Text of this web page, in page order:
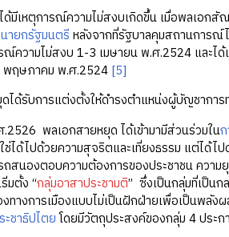
หตุการณ์ความไม่สงบเกิดขึ้น เมื่อพลเอกสัณ
นายกรัฐมนตรี หลังจากที่รัฐบาลคุมสถานการณ์
ความไม่สงบ 1-3 เมษายน พ.ศ.2524 และไ
พฤษภาคม พ.ศ.2524 [5]
บการแต่งตั้งให้ดำรงตำแหน่งผู้บัญชาการ
พลเอกสายหยุด ได้เข้ามามีส่วนร่วมใน
ช่ได้ไปด้วยความสุจริตและเที่ยงธรรม แต่ได้
ถสนองตอบความต้องการของประชาชน ควา
มตั้ง “กลุ่มอาสาประชามติ” ซึ่งเป็นกลุ่มที่เป็นก
ทางการเมืองแบบไม่เป็นฝักฝ่ายเพื่อเป็นพลั
ะชาธิปไตยโดยมีวัตถุประสงค์ของกลุ่ม 4 ประก